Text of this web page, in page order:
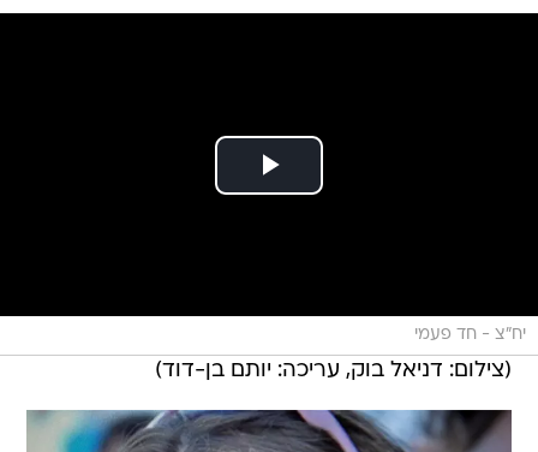
יח"צ - חד פעמי
(צילום: דניאל בוק, עריכה: יותם בן-דוד)